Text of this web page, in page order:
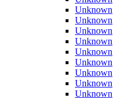
Unknown
Unknown
Unknown
Unknown
Unknown
Unknown
Unknown
Unknown
Unknown